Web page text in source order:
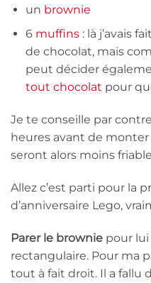
un brownie
6 muffins: là j’avais
de chocolat, mais
peut décider
tout chocolat pour
Je te conseille par
heures avant de
seront alors moins
Allez c’est parti pour la
d’anniversaire Lego,
Parer le brownie pour
rectangulaire. Pour ma
tout à fait droit. Il a fallu